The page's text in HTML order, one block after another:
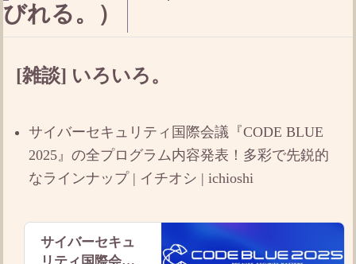
びれる。）
[雑談] いろいろ。
サイバーセキュリティ国際会議『CODE BLUE
2025』の全プログラム内容発表！多彩で先鋭的
なラインナップ | イチオシ | ichioshi
サイバーセキュ